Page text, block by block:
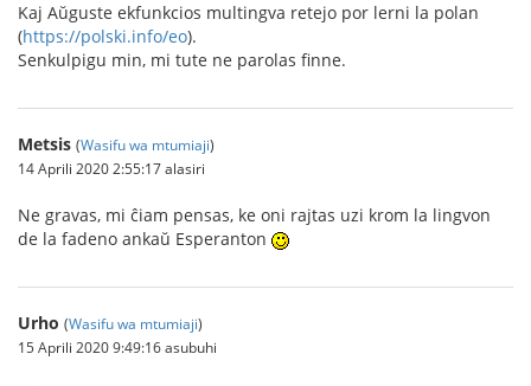
Kaj Aŭguste ekfunkcios multingva retejo por lerni la polan
(https://polski.info/eo).
Senkulpigu min, mi tute ne parolas finne.
Metsis (Wasifu wa mtumiaji)
14 Aprili 2020 2:55:17 alasiri
Ne gravas, mi ĉiam pensas, ke oni rajtas uzi krom la lingvon
de la fadeno ankaŭ Esperanton
Urho (Wasifu wa mtumiaji)
15 Aprili 2020 9:49:16 asubuhi